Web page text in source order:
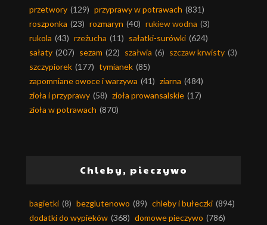
przetwory (129) przyprawy w potrawach (831)
roszponka (23) rozmaryn (40) rukiew wodna (3)
rukola (43) rzeżucha (11) sałatki-surówki (624)
sałaty (207) sezam (22) szałwia (6) szczaw krwisty (3)
szczypiorek (177) tymianek (85)
zapomniane owoce i warzywa (41) ziarna (484)
zioła i przyprawy (58) zioła prowansalskie (17)
zioła w potrawach (870)
Chleby, pieczywo
bagietki (8) bezglutenowo (89) chleby i bułeczki (894)
dodatki do wypieków (368) domowe pieczywo (786)